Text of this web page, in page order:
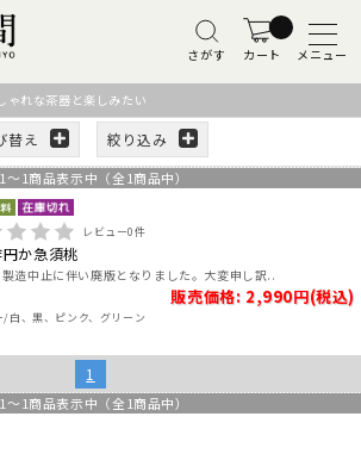
さがす カート メニュー
れな茶器と楽しみたい
替え 絞り込み
1 ～ 1商品表示中（全 1商品中）
レビュー0件
か急須桃
造中止に伴い廃版となりました。大変申し訳..
販売価格: 2,990円(税込)
白、黒、ピンク、グリーン
1
1 ～ 1商品表示中（全 1商品中）